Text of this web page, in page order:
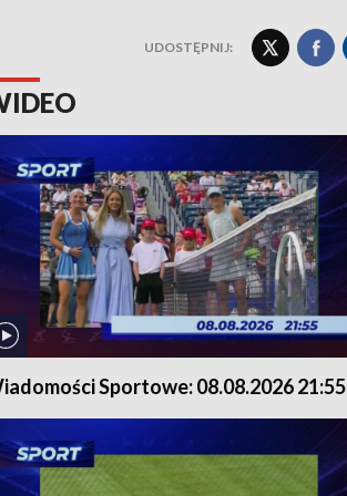
UDOSTĘPNIJ:
Sportowe: 08.08.2026 21:55